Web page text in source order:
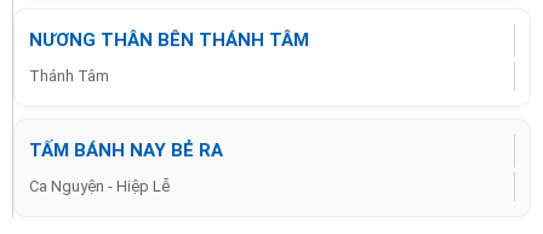
NƯƠNG THÂN BÊN THÁNH TÂM
Thánh Tâm
TẤM BÁNH NAY BẺ RA
Ca Nguyện - Hiệp Lễ